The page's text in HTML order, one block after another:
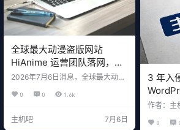
全球最大动漫盗版网站
HiAnime 运营团队落网，七
人被捕
2026年7月6日消息，全球最大动漫
个月后，运营人员相继落网，该网
（MPA）牵头成立的反盗版联合组
0 0 1.6k
主机吧 7月6日
3 年入
端掉
作者：主
警组织（
0